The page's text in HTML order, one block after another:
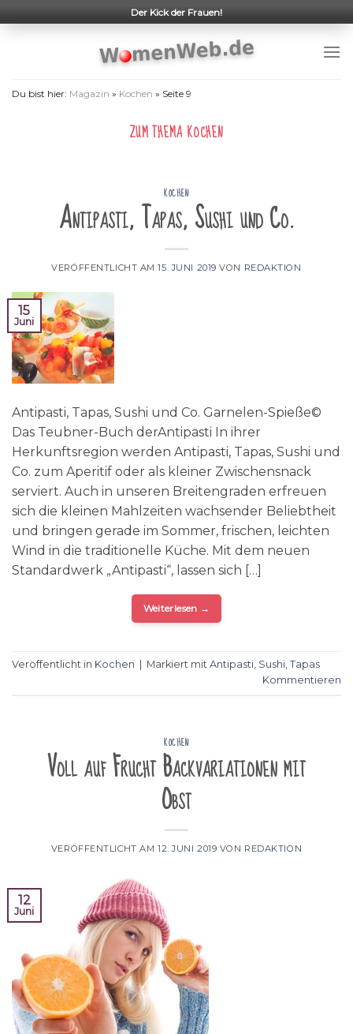
to
Der Kick der Frauen!
Du bist hier: Magazin » Kochen » Seite 9
ZUM THEMA KOCHEN
KOCHEN
Antipasti, Tapas, Sushi und Co.
VERÖFFENTLICHT AM15. JUNI 2019 VON REDAKTION
15
Juni
Antipasti, Tapas, Sushi und Co. Garnelen-Spieße©
Das Teubner-Buch derAntipasti In ihrer
Herkunftsregion werden Antipasti, Tapas, Sushi und
Co. zum Aperitif oder als kleiner Zwischensnack
serviert. Auch in unseren Breitengraden erfreuen
sich die kleinen Mahlzeiten wachsender Beliebtheit
und bringen gerade im Sommer, frischen, leichten
Wind in die traditionelle Küche. Mit dem neuen
Standardwerk „Antipasti“, lassen sich […]
Weiterlesen →
Veröffentlicht in Kochen Markiert mit Antipasti Sushi Tapas
Kommentieren
KOCHEN
Voll auf Frucht Backvariationen mit
Obst
VERÖFFENTLICHT AM 12. JUNI 2019 VON REDAKTION
12
Juni